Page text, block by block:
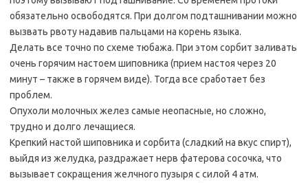
обязательно освободятся. При долгом подташнивании можно
вызвать рвоту надавив пальцами на корень языка.
Делать все точно по схеме тюбажа. При этом сорбит заливать
очень горячим настоем шиповника (прием настоя через 20
минут – также в горячем виде). Тогда все сработает без
проблем.
Опухоли молочных желез самые неопасные, но сложно,
трудно и долго лечащиеся.
Крепкий настой шиповника и сорбита (сладкий на вкус спирт),
выйдя из желудка, раздражает нерв фатерова сосочка, что
вызывает сокращения желчного пузыря с силой 4 атм.